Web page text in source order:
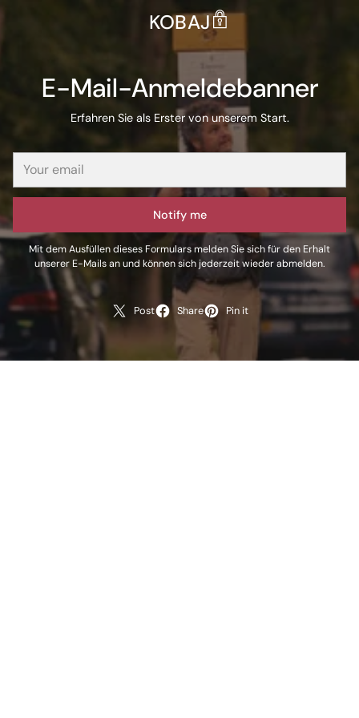
KOBAJ
E-Mail-Anmeldebanner
Erfahren Sie als Erster von unserem Start.
Notify me
Mit dem Ausfüllen dieses Formulars melden Sie sich für den Erhalt
unserer E-Mails an und können sich jederzeit wieder abmelden.
Post Share Pin it